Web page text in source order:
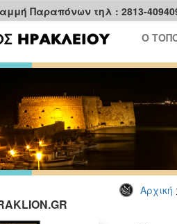
Παραπόνων τηλ : 2813-
Ο
Αρχική